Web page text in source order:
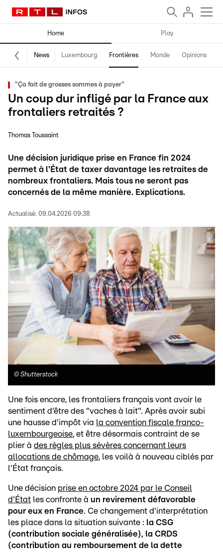
Home Play
News Luxembourg Frontières Monde Opinions
"Ça fait de grosses sommes à payer"
Un coup dur infligé par la France aux
frontaliers retraités ?
Thomas Toussaint
Une décision juridique prise en France fin 2024
permet à l'État de taxer davantage les retraites de
nombreux frontaliers. Mais tous ne seront pas
concernés de la même manière. Explications.
Actualisé: 09.04.2026 09:38
© Shutterstock
Une fois encore, les frontaliers français vont avoir le
sentiment d'être des "vaches à lait". Après avoir subi
une hausse d'impôt via la convention fiscale franco-
luxembourgeoise, et être désormais contraint de se
plier à des règles plus sévères concernant leurs
allocations de chômage, les voilà à nouveau ciblés par
l'État français.
Une décision prise en octobre 2024 par le Conseil
d'État les confronte à un revirement défavorable
pour eux en France. Ce changement d'interprétation
les place dans la situation suivante : la CSG
(contribution sociale généralisée), la CRDS
(contribution au remboursement de la dette